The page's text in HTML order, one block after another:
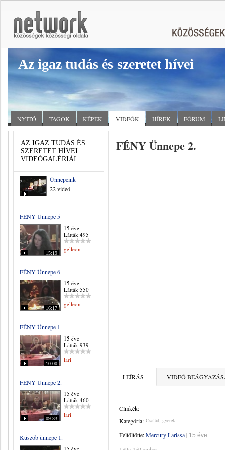
Az igaz tudás és szeretet hívei
NYITÓ TAGOK KÉPEK VIDEÓK HÍREK FÓRUM
AZ IGAZ TUDÁS ÉS
SZERETET HÍVEI
VIDEÓGALÉRIÁI
Ünnepeink
22 videó
FÉNY Ünnepe 5
15:19
15 éve
Látták:495
gelleon
FÉNY Ünnepe 6
16:17
15 éve
Látták:550
gelleon
FÉNY Ünnepe 1.
10:00
15 éve
Látták:939
lari
FÉNY Ünnepe 2.
09:33
15 éve
Látták:460
lari
Küszöb ünnepe 1.
FÉNY Ünnepe 2.
LEÍRÁS VIDEÓ
Címkék:
Kategória: Család, gyerek
Feltöltötte:Mercury Larissa| 15 éve